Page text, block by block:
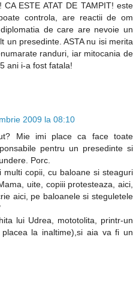
ESTE ATAT DE TAMPIT! este
controla, are reactii de om
de care are nevoie un
un presedinte. ASTA nu isi merita
randuri, iar mitocania de
ani i-a fost fatala!
2009 la 08:10
Mie imi place ca face toate
pentru un presedinte si
Porc.
multi copii, cu baloane si steaguri
uite, copiii protesteaza, aici,
aici, pe baloanele si steguletele
lui Udrea, mototolita, printr-un
la inaltime),si aia va fi un